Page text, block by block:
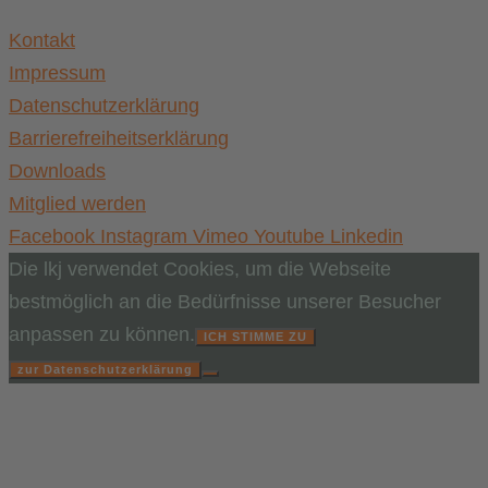
Kontakt
Impressum
Datenschutzerklärung
Barrierefreiheitserklärung
Downloads
Mitglied werden
Facebook Instagram Vimeo Youtube Linkedin
Die lkj verwendet Cookies, um die Webseite
bestmöglich an die Bedürfnisse unserer Besucher
anpassen zu können.
ICH STIMME ZU
zur Datenschutzerklärung